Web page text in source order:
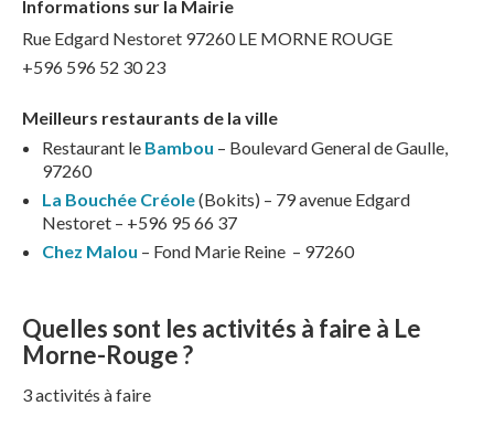
Informations sur la Mairie
Rue Edgard Nestoret 97260 LE MORNE ROUGE
+596 596 52 30 23
Meilleurs restaurants de la ville
Restaurant le Bambou – Boulevard General de Gaulle,
97260
La Bouchée Créole(Bokits) – 79 avenue Edgard
Nestoret – +596 95 66 37
Chez Malou – Fond Marie Reine – 97260
Quelles sont les activités à faire à Le
Morne-Rouge ?
3 activités à faire